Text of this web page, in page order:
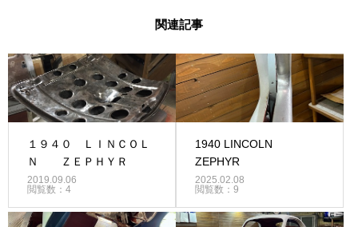
関連記事
１９４０ ＬＩＮＣＯＬ
Ｎ ＺＥＰＨＹＲ
2019.09.06
閲覧数：4
1940 LINCOLN
ZEPHYR
2025.02.08
閲覧数：9